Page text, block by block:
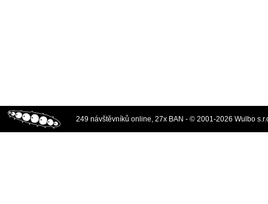
249 návštěvníků online, 27x BAN - © 2001-2026 Wulbo